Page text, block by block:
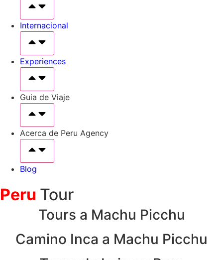
Internacional
Experiences
Guia de Viaje
Acerca de Peru Agency
Blog
Peru Tour
Tours a Machu Picchu
Camino Inca a Machu Picchu